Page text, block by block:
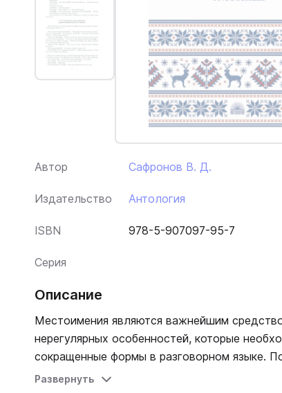
Автор Сафронов В. Д.
Издательство Антология
ISBN 978-5-907097-95-7
Серия
Описание
Местоимения являются важнейшим
нерегулярных особенностей, которые
сокращенные формы в разговорном языке.
дополнено перечнем финских слов,
Развернуть